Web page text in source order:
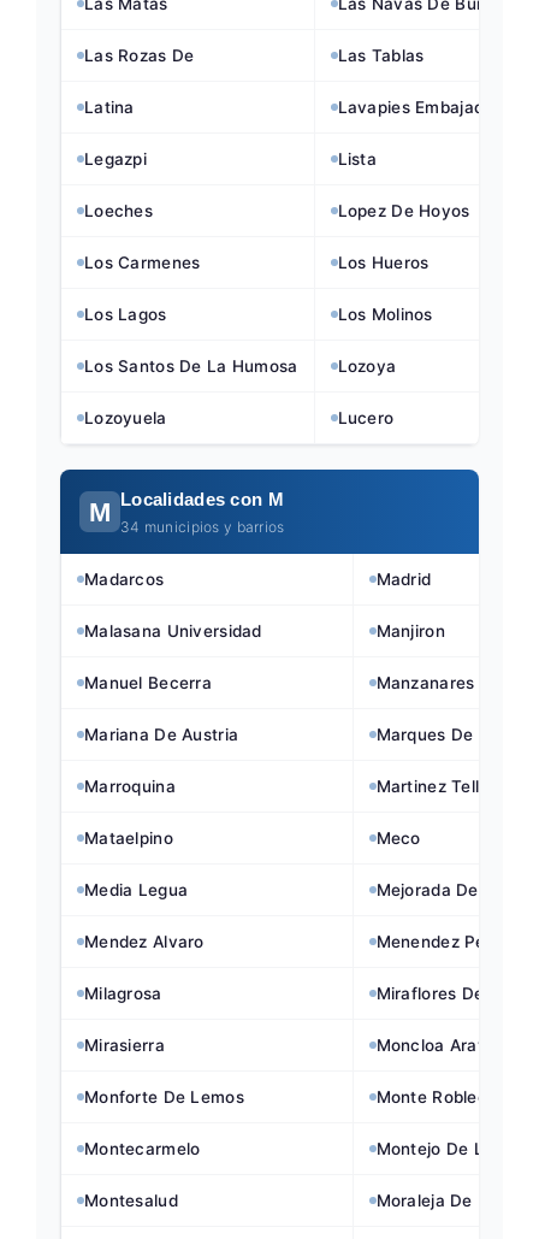
Las Rozas De Las Tablas
Latina Lavapies Embajadores
Legazpi Lista
Loeches Lopez De Hoyos
Los Carmenes Los Hueros
Los Lagos Los Molinos
Los Santos De La Humosa Lozoya
Lozoyuela Lucero
M Localidades con M
34 municipios y barrios
Madarcos Madrid
Malasana Universidad Manjiron
Manuel Becerra Manzanares El Real
Mariana De Austria Marques De Vadillo
Marroquina Martinez Tello
Mataelpino Meco
Media Legua Mejorada Del
Mendez Alvaro Menendez Pelayo
Milagrosa Miraflores De La
Mirasierra Moncloa Aravaca
Monforte De Lemos Monte Robledal
Montecarmelo Montejo De La
Montesalud Moraleja De